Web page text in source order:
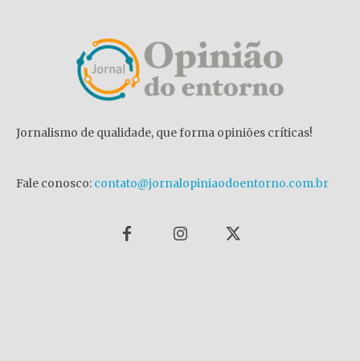
Jornalismo de qualidade, que forma opiniões críticas!
Fale conosco: contato@jornalopiniaodoentorno.com.br